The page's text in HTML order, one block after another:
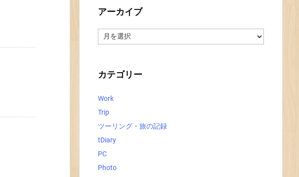
アーカイブ
ー
カテゴリー
Work
Trip
ツーリング・旅の記録
tDiary
PC
Photo